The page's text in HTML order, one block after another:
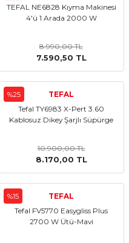
Mikserler
Su Isıtıcılar
Waffle Makineleri
Elektrikli Çeyiz Seti
Yoğurt Makineleri
Yumurta Pişirme Cihazları
TEFAL NE6828 Kıyma Makinesi
4'ü 1 Arada 2000 W
8.990,00 TL
7.590,50 TL
%25
TEFAL
Tefal TY6983 X-Pert 3.60
Kablosuz Dikey Şarjlı Süpürge
10.900,00 TL
8.170,00 TL
%15
TEFAL
Tefal FV5770 Easygliss Plus
2700 W Ütü-Mavi